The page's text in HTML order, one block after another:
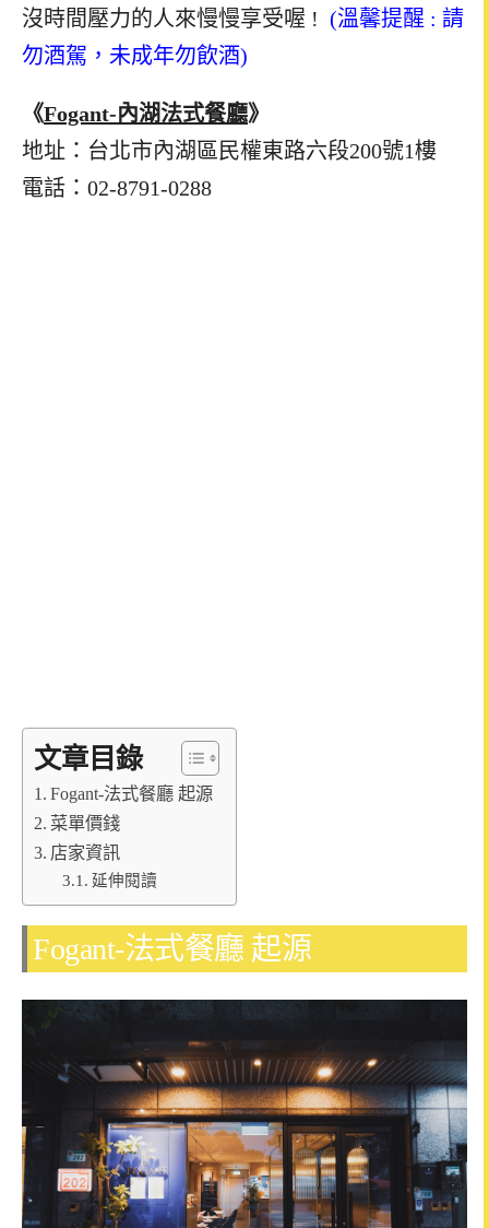
沒時間壓力的人來慢慢享受喔 ! (溫馨提醒 : 請
勿酒駕，未成年勿飲酒)
《Fogant-內湖法式餐廳》
地址：台北市內湖區民權東路六段200號1樓
電話： 02-8791-0288
文章目錄
Fogant-法式餐廳 起源
菜單價錢
店家資訊
延伸閱讀
Fogant-法式餐廳 起源